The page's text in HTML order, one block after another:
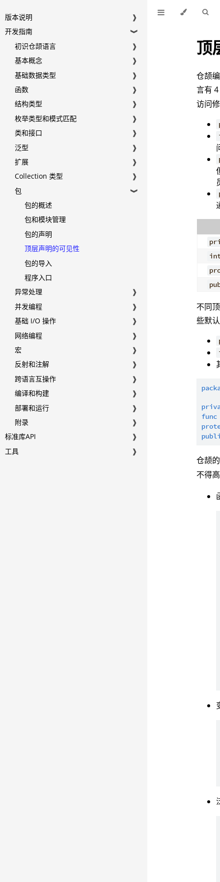
版本说明
❱
开发指南
❱
初识仓颉语言
❱
基本概念
❱
基础数据类型
❱
函数
❱
结构类型
❱
枚举类型和模式匹配
❱
类和接口
❱
泛型
❱
扩展
❱
Collection 类型
❱
包
❱
包的概述
包和模块管理
包的声明
顶层声明的可见性
包的导入
程序入口
异常处理
❱
并发编程
❱
基础 I/O 操作
❱
网络编程
❱
宏
❱
反射和注解
❱
跨语言互操作
❱
编译和构建
❱
部署和运行
❱
附录
❱
标准库API
❱
工具
❱
顶
仓颉
言有
访问
不同
些默
func
仓颉
不得